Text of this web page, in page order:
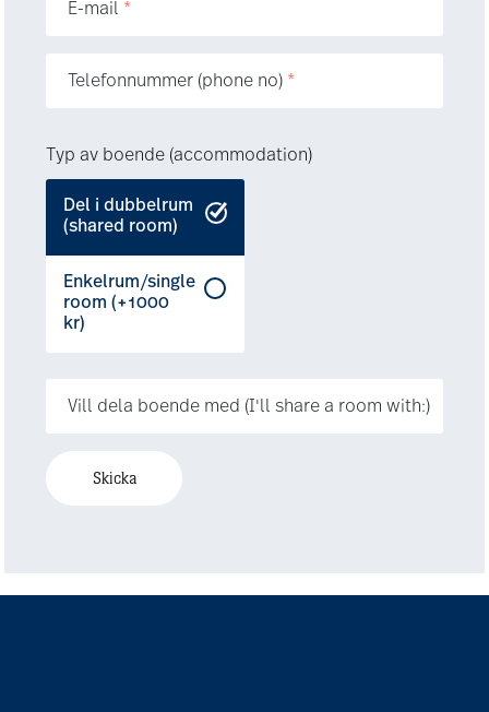
E-mail *
Telefonnummer (phone no) *
Typ av boende (accommodation)
Del i dubbelrum
(shared room)
Enkelrum/single
room (+1000
kr)
Vill dela boende med (I'll share a room with:)
Skicka